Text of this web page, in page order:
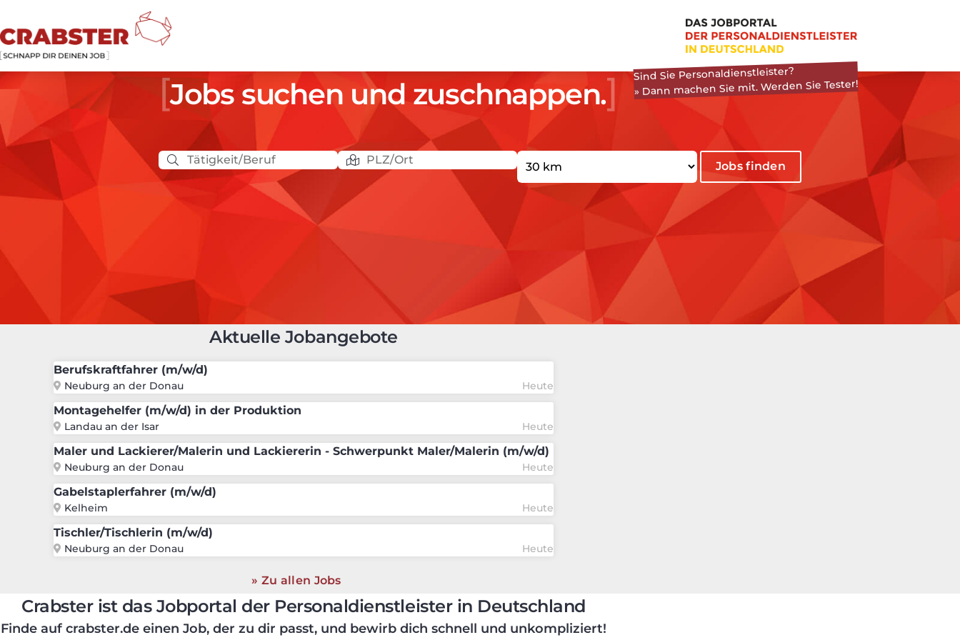
Sind Sie Personaldienstleister?
» Dann machen Sie mit. Werden Sie Tester!
Jobs suchen und zuschnappen.
Aktuelle Jobangebote
Berufskraftfahrer (m/w/d)
Neuburg an der Donau Heute
Montagehelfer (m/w/d) in der Produktion
Landau an der Isar Heute
Maler und Lackierer/Malerin und Lackiererin - Schwerpunkt Maler/Malerin (m/w/d)
Neuburg an der Donau Heute
Gabelstaplerfahrer (m/w/d)
Kelheim Heute
Tischler/Tischlerin (m/w/d)
Neuburg an der Donau Heute
Zu allen Jobs
Crabster ist das Jobportal der Personaldienstleister in Deutschland
Finde auf crabster.de einen Job, der zu dir passt, und bewirb dich schnell und unkompliziert!